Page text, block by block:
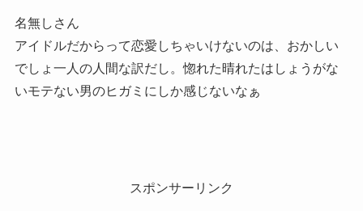
名無しさん
アイドルだからって恋愛しちゃいけないのは、おかしい
でしょ一人の人間な訳だし。惚れた晴れたはしょうがな
いモテない男のヒガミにしか感じないなぁ
スポンサーリンク